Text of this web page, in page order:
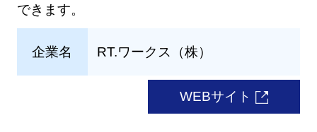
できます。
企業名 RT.ワークス（株）
WEBサイト